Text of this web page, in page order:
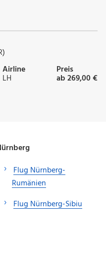
Airline
LH
Preis
ab 269,00 €
Flug Nürnberg-
Rumänien
Flug Nürnberg-Sibiu